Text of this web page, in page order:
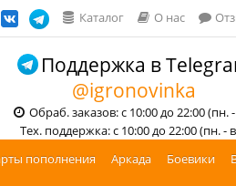
Каталог О нас
Поддержка в
@igronovinka
Обраб. заказов: с 10:00 до 22:00 (пн. -
Тех. поддержка: с 10:00 до 22:00 (пн. -
пополнения Аркада Боевики